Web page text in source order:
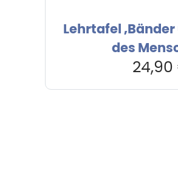
Lehrtafel
des
24,90